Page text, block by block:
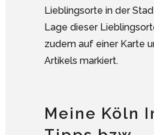
Lieblingsorte in der
Lage dieser
zudem auf einer Karte
Artikels markiert.
Meine Köln